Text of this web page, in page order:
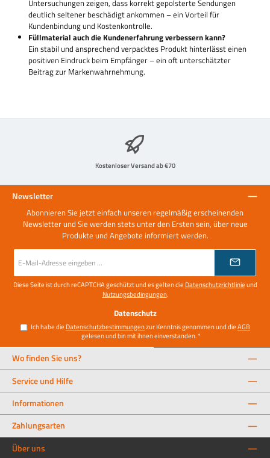
Untersuchungen zeigen, dass korrekt gepolsterte Sendungen
deutlich seltener beschädigt ankommen – ein Vorteil für
Kundenbindung und Kostenkontrolle.
Füllmaterial auch die Kundenerfahrung verbessern kann?
Ein stabil und ansprechend verpacktes Produkt hinterlässt einen
positiven Eindruck beim Empfänger – ein oft unterschätzter
Beitrag zur Markenwahrnehmung.
Kostenloser Versand ab €70
Newsletter
Abonnieren Sie jetzt einfach unseren regelmäßig erscheinenden
Newsletter und Sie werden stets unter den Ersten sein, über neue
Produkte und Angebote informiert werden.
E-
Mail-
Adresse
*
Diese Seite ist durch reCAPTCHA geschützt und es gelten die Datenschutzrichtlinieund
Nutzungsbedingungen.
Datenschutz
Ich habe die Datenschutzbestimmungenzur Kenntnis genommen und dieAGB
gelesen und bin mit ihnen einverstanden.*
Wo finden Sie uns?
Service und Hilfe
Informationen
Zahlungsarten
Über uns